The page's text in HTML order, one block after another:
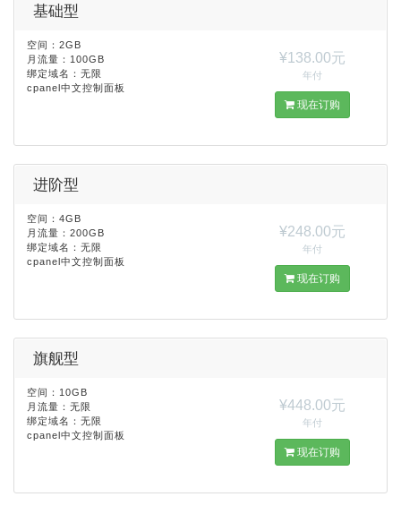
基础型
空间：2GB
月流量：100GB
绑定域名：无限
cpanel中文控制面板
¥138.00元
年付
现在订购
进阶型
空间：4GB
月流量：200GB
绑定域名：无限
cpanel中文控制面板
¥248.00元
年付
现在订购
旗舰型
空间：10GB
月流量：无限
绑定域名：无限
cpanel中文控制面板
¥448.00元
年付
现在订购